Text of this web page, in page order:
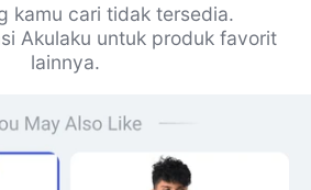
kamu cari tidak tersedia.
Akulaku untuk produk favorit
lainnya.